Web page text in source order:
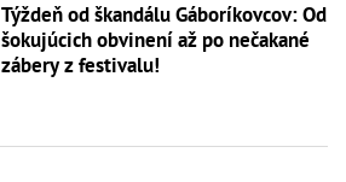
Týždeň od škandálu Gáboríkovcov: Od
šokujúcich obvinení až po nečakané
zábery z festivalu!